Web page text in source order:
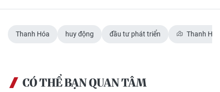
Thanh Hóa huy động đầu tư phát triển Thanh Hóa
CÓ THỂ BẠN QUAN TÂM